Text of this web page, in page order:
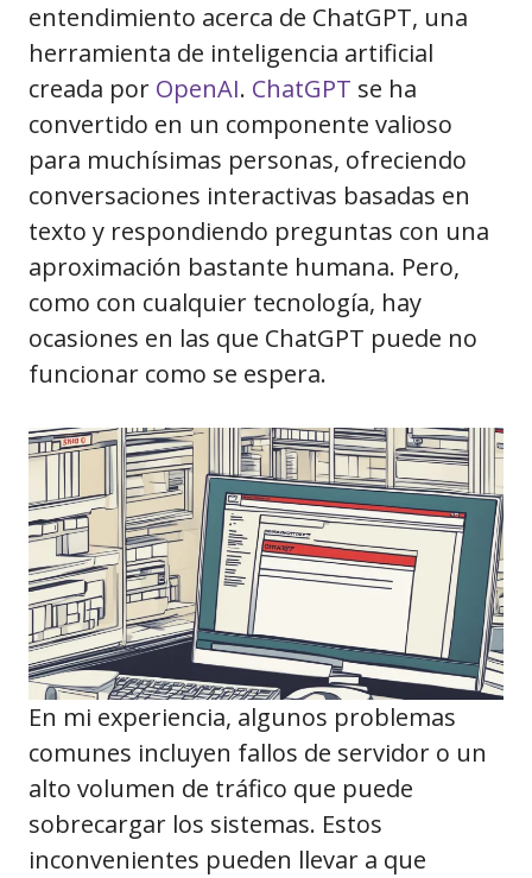
entendimiento acerca de ChatGPT, una
herramienta de inteligencia artificial
creada por OpenAI. ChatGPT se ha
convertido en un componente valioso
para muchísimas personas, ofreciendo
conversaciones interactivas basadas en
texto y respondiendo preguntas con una
aproximación bastante humana. Pero,
como con cualquier tecnología, hay
ocasiones en las que ChatGPT puede no
funcionar como se espera.
En mi experiencia, algunos problemas
comunes incluyen fallos de servidor o un
alto volumen de tráfico que puede
sobrecargar los sistemas. Estos
inconvenientes pueden llevar a que